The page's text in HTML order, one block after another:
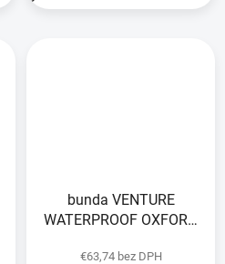
bunda VENTURE
WATERPROOF OXFORD
€63,74 bez DPH